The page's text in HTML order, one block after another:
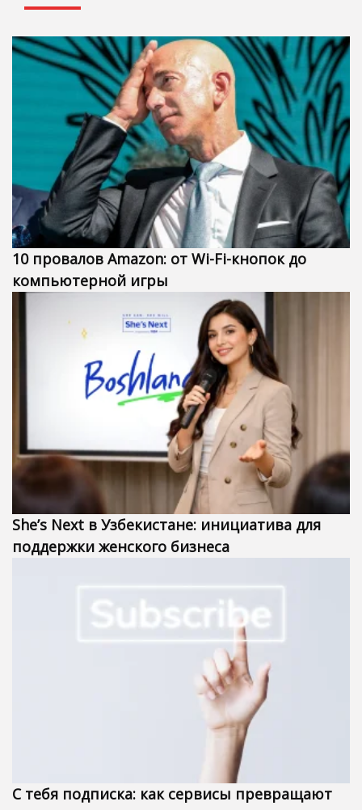
10 провалов Amazon: от Wi-Fi-кнопок до
компьютерной игры
She’s Next в Узбекистане: инициатива для
поддержки женского бизнеса
С тебя подписка: как сервисы превращают